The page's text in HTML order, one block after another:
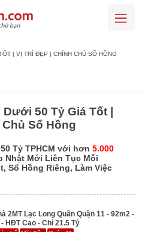
| VỊ TRÍ ĐẸP | CHÍNH CHỦ SỔ HỒNG
50 Tỷ Giá Tốt |
Sổ Hồng
Tỷ TPHCM với hơn5.000
Nhật Mới Liên Tục Mỗi
Sổ Hồng Riêng, Làm Việc
2MT Lạc Long Quân Quận 11 - 92m2 -
- HĐT Cao - Chỉ 21.5 Tỷ